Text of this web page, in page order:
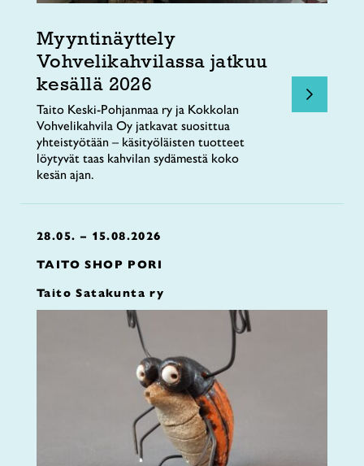
Myyntinäyttely
Vohvelikahvilassa jatkuu
kesällä 2026
Taito Keski-Pohjanmaa ry ja Kokkolan
Vohvelikahvila Oy jatkavat suosittua
yhteistyötään – käsityöläisten tuotteet
löytyvät taas kahvilan sydämestä koko
kesän ajan.
28.05. – 15.08.2026
TAITO SHOP PORI
Taito Satakunta ry